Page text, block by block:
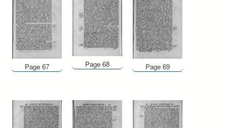
Page 67 Page 68 Page 69